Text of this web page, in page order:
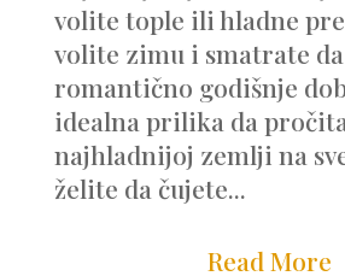
volite tople ili hladne
volite zimu i smatrate
romantično godišnje
idealna prilika da
najhladnijoj zemlji na
želite da čujete...
Read More